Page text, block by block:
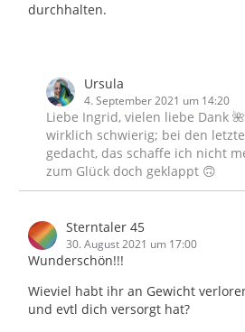
durchhalten.
Ursula
4. September 2021 um 14:20
Liebe Ingrid, vielen liebe Dank
wirklich schwierig; bei den
gedacht, das schaffe ich nicht
zum Glück doch geklappt 🙃
Sterntaler 45
30. August 2021 um 17:00
Wunderschön!!!
Wieviel habt ihr an Gewicht
und evtl dich versorgt hat?